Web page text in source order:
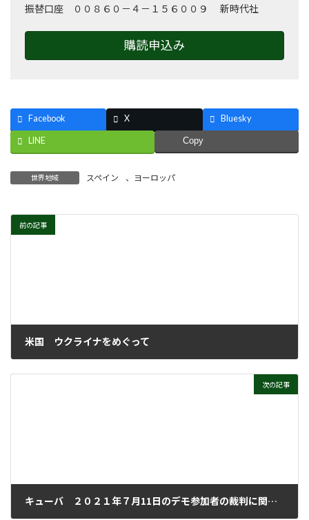
振替口座 ００８６０－４－１５６００９ 新時代社
購読申込み
Facebook X Bluesky
LINE Copy
世界地域 スペイン 、 ヨーロッパ
前の記事
米国 ウクライナをめぐって
次の記事
キューバ ２０２１年７月11日のデモ参加者の裁判に関する声明